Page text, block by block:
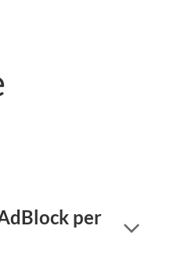
per
arrow_forward_ios